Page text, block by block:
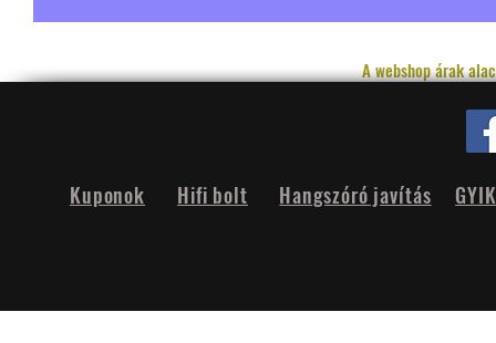
A webshop árak
Hifi bolt
Kuponok Hangszóró javítás GYIK